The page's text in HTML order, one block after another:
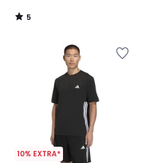
5
/
10% EXTRA*